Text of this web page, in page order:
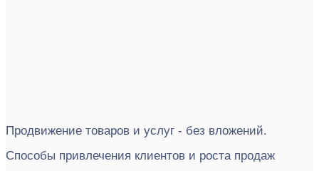
Продвижение товаров и услуг - без вложений.
Способы привлечения клиентов и роста продаж